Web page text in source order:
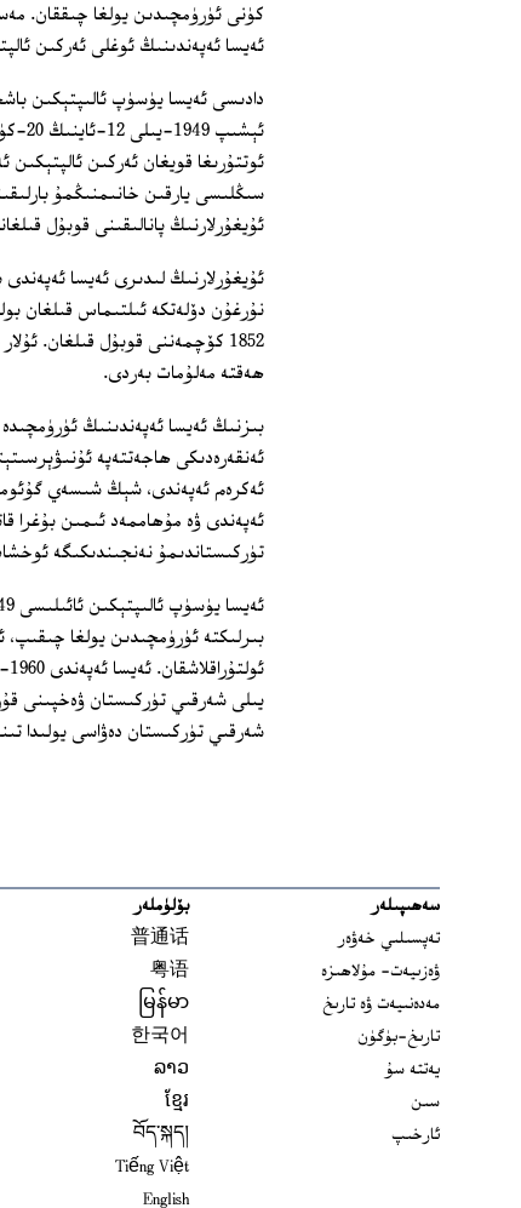
كۈنى ئۈرۈمچىدىن يولغا چىققان.
ئەيسا ئەپەندىنىڭ ئوغلى ئەركىن
سىڭلىسى يارقىن خانىمنىڭمۇ
ئۇيغۇرلارنىڭ پانالىقىنى قوبۇل
ئۇيغۇرلارنىڭ لىدىرى ئەيسا
نۇرغۇن دۆلەتكە ئىلتىماس قىلغان
ھەقتە مەلۇمات بەردى.
بىزنىڭ ئەيسا ئەپەندىنىڭ ئۈرۈمچىدە
ئەنقەرەدىكى ھاجەتتەپە
ئەكرەم ئەپەندى، شېڭ شىسەي
تۈركىستاندىمۇ نەنجىندىكىگە
شەرقىي تۈركىستان دەۋاسى يولىدا
سەھىپىلەر
تەپسىلىي خەۋەر
ۋەزىيەت- مۇلاھىزە
مەدەنىيەت ۋە تارىخ
تارىخ-بۈگۈن
يەتتە سۇ
سىن
ئارخىپ
بۆلۈملەر
普通话
粤语
မြန်မာ
한국어
ລາວ
ខ្មែរ
བོད་སྐད།
Tiếng Việt
English